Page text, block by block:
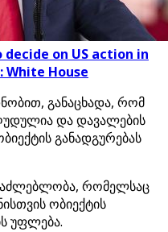
decide on US action in
House
განაცხადა, რომ
და დავალების
განადგურებას
რომელსაც
ობიექტის
უფლება.